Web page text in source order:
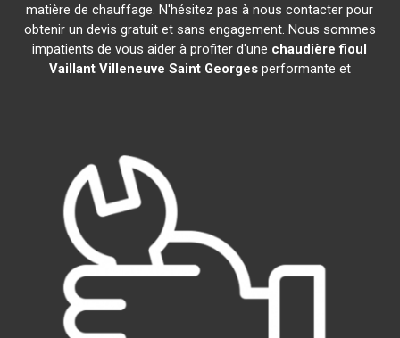
matière de chauffage. N'hésitez pas à nous contacter pour
obtenir un devis gratuit et sans engagement. Nous sommes
impatients de vous aider à profiter d'une chaudière fioul
Vaillant Villeneuve Saint Georgesperformante et